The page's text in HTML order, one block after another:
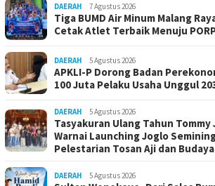
DAERAH 7 Agustus 2026
Tiga BUMD Air Minum Malang
Cetak Atlet Terbaik Menuju
DAERAH 5 Agustus 2026
APKLI-P Dorong Badan
100 Juta Pelaku Usaha Unggul
DAERAH 5 Agustus 2026
Tasyakuran Ulang Tahun
Warnai Launching Joglo
Pelestarian Tosan Aji dan
DAERAH 5 Agustus 2026